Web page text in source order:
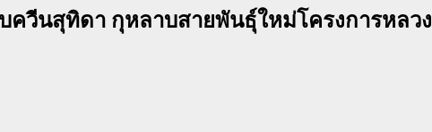
ควีนสุทิดา กุหลาบสายพันธ์ุใหม่โครงการหลวง